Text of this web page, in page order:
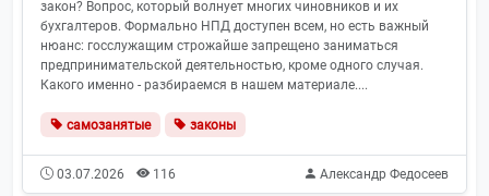
закон? Вопрос, который волнует многих чиновников и их
бухгалтеров. Формально НПД доступен всем, но есть важный
нюанс: госслужащим строжайше запрещено заниматься
предпринимательской деятельностью, кроме одного случая.
Какого именно - разбираемся в нашем материале....
самозанятые законы
03.07.2026 116 Александр Федосеев